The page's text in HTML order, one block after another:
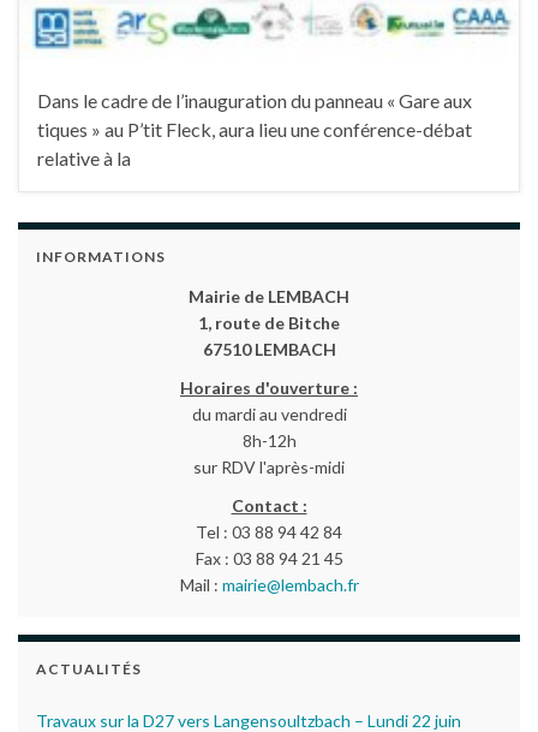
Dans le cadre de l’inauguration du panneau « Gare aux
tiques » au P’tit Fleck, aura lieu une conférence-débat
relative à la
INFORMATIONS
Mairie de LEMBACH
1, route de Bitche
67510 LEMBACH
Horaires d'ouverture :
du mardi au vendredi
8h-12h
sur RDV l'après-midi
Contact :
Tel : 03 88 94 42 84
Fax : 03 88 94 21 45
Mail : mairie@lembach.fr
ACTUALITÉS
Travaux sur la D27 vers Langensoultzbach – Lundi 22 juin